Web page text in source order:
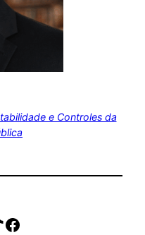
e Controles da
Facebook